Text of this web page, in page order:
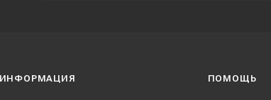
ИНФОРМАЦИЯ ПОМОЩЬ